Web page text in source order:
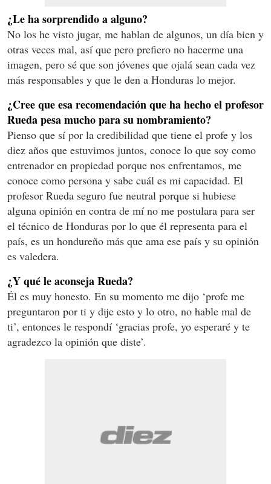
¿Le ha sorprendido a alguno?
No los he visto jugar, me hablan de algunos, un día bien y
otras veces mal, así que pero prefiero no hacerme una
imagen, pero sé que son jóvenes que ojalá sean cada vez
más responsables y que le den a Honduras lo mejor.
¿Cree que esa recomendación que ha hecho el profesor
Rueda pesa mucho para su nombramiento?
Pienso que sí por la credibilidad que tiene el profe y los
diez años que estuvimos juntos, conoce lo que soy como
entrenador en propiedad porque nos enfrentamos, me
conoce como persona y sabe cuál es mi capacidad. El
profesor Rueda seguro fue neutral porque si hubiese
alguna opinión en contra de mí no me postulara para ser
el técnico de Honduras por lo que él representa para el
país, es un hondureño más que ama ese país y su opinión
es valedera.
¿Y qué le aconseja Rueda?
Él es muy honesto. En su momento me dijo ‘profe me
preguntaron por ti y dije esto y lo otro, no hable mal de
ti’, entonces le respondí ‘gracias profe, yo esperaré y te
agradezco la opinión que diste’.